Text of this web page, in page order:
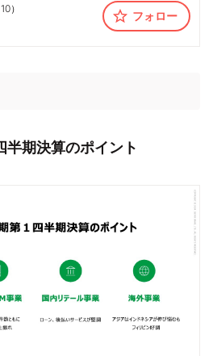
）
フォロー
期決算のポイント